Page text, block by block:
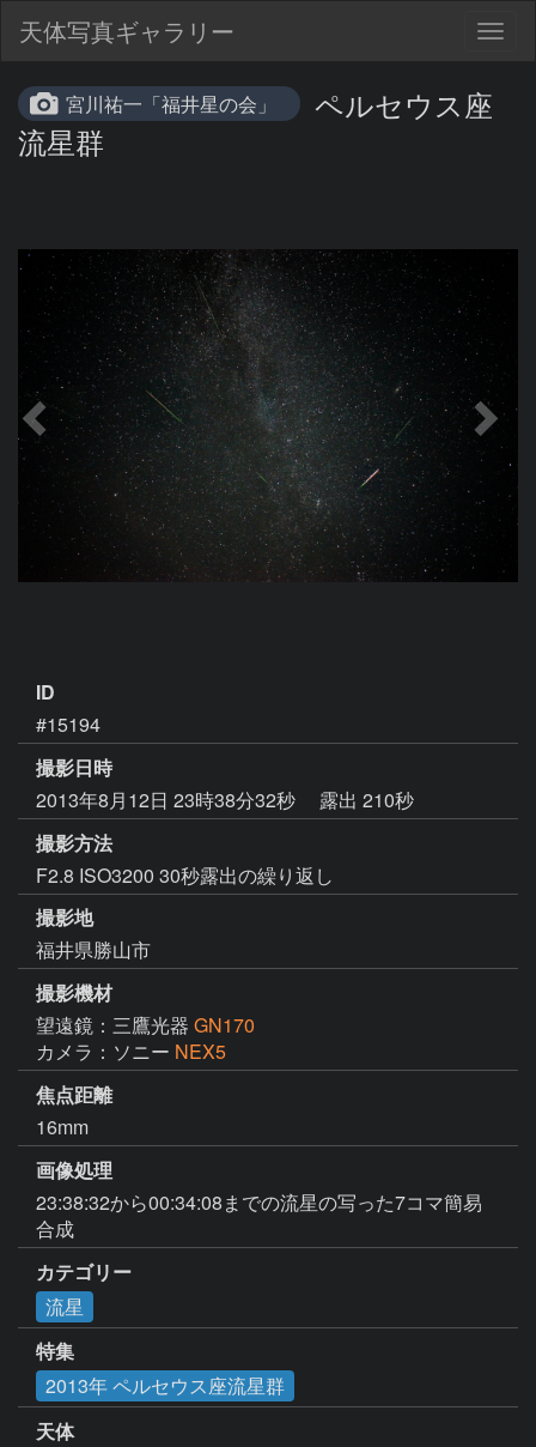
天体写真ギャラリー
宮川祐一「福井星の会」
ペルセウス座
流星群
ID
#15194
撮影日時
2013年8月12日 23時38分32秒
露出 210秒
撮影方法
F2.8 ISO3200 30秒露出の繰り返し
撮影地
福井県勝山市
撮影機材
望遠鏡：三鷹光器 GN170
カメラ：ソニー NEX5
焦点距離
16mm
画像処理
23:38:32から00:34:08までの流星の写った7コマ簡易
合成
カテゴリー
流星
特集
2013年 ペルセウス座流星群
天体